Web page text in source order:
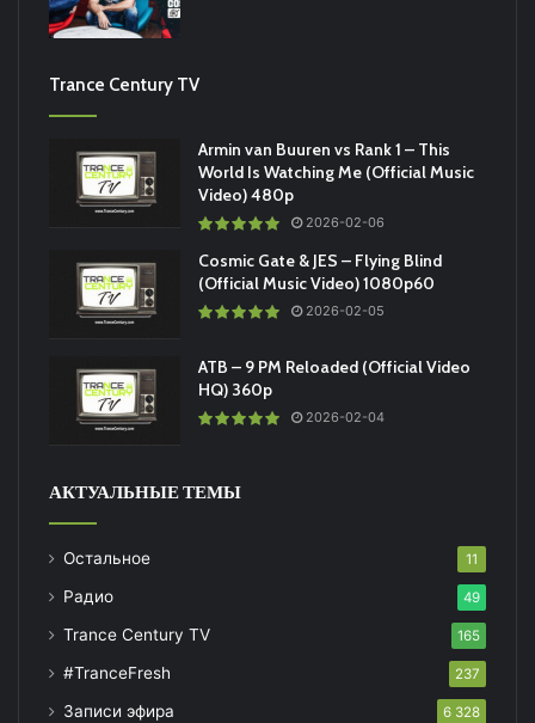
Trance Century TV
Armin van Buuren vs Rank 1 – This
World Is Watching Me (Official Music
Video) 480p
2026-02-06
Cosmic Gate & JES – Flying Blind
(Official Music Video) 1080p60
2026-02-05
ATB – 9 PM Reloaded (Official Video
HQ) 360p
2026-02-04
АКТУАЛЬНЫЕ ТЕМЫ
Остальное 11
Радио 49
Trance Century TV 165
#TranceFresh 237
Записи эфира 6 328